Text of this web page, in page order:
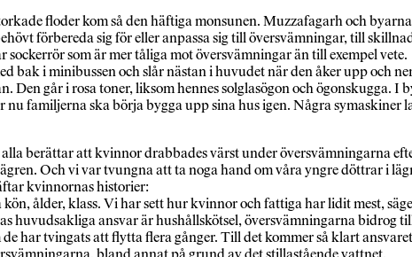
floder kom så den häftiga monsunen. Muzzafagarh och
förbereda sig för eller anpassa sig till översvämningar, till
som är mer tåliga mot översvämningar än till exempel vete.
bak i minibussen och slår nästan i huvudet när den åker upp och
Den går i rosa toner, liksom hennes solglasögon och ögonskugga.
familjerna ska börja bygga upp sina hus igen. Några
berättar att kvinnor drabbades värst under översvämningarna
Och vi var tvungna att ta noga hand om våra yngre döttrar i
kvinnornas historier:
ålder, klass. Vi har sett hur kvinnor och fattiga har lidit mest,
ansvar är hushållskötsel, översvämningarna bidrog
har tvingats att flytta flera gånger. Till det kommer så klart